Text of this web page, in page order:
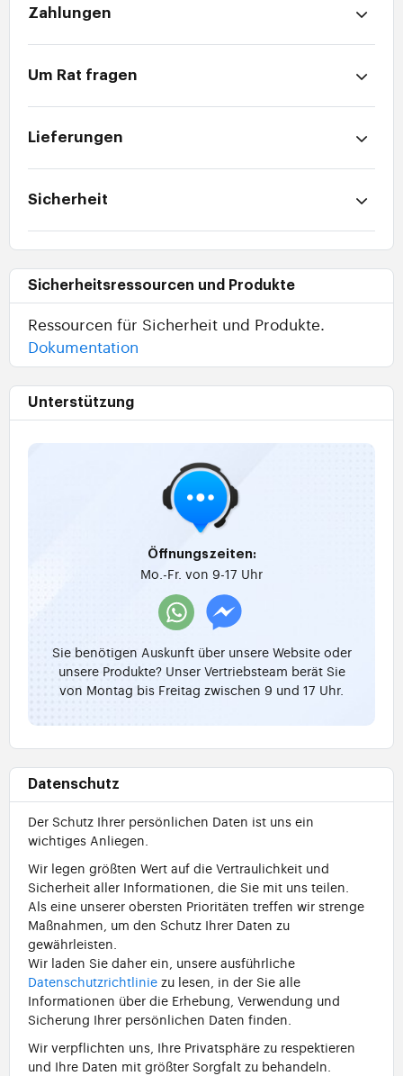
Zahlungen
Um Rat fragen
Lieferungen
Sicherheit
Sicherheitsressourcen und Produkte
Ressourcen für Sicherheit und Produkte.
Dokumentation
Unterstützung
Öffnungszeiten:
Mo.-Fr. von 9-17 Uhr
Sie benötigen Auskunft über unsere Website oder
unsere Produkte? Unser Vertriebsteam berät Sie
von Montag bis Freitag zwischen 9 und 17 Uhr.
Datenschutz
Der Schutz Ihrer persönlichen Daten ist uns ein
wichtiges Anliegen.
Wir legen größten Wert auf die Vertraulichkeit und
Sicherheit aller Informationen, die Sie mit uns teilen.
Als eine unserer obersten Prioritäten treffen wir strenge
Maßnahmen, um den Schutz Ihrer Daten zu
gewährleisten.
Wir laden Sie daher ein, unsere ausführliche
Datenschutzrichtlinie zu lesen, in der Sie alle
Informationen über die Erhebung, Verwendung und
Sicherung Ihrer persönlichen Daten finden.
Wir verpflichten uns, Ihre Privatsphäre zu respektieren
und Ihre Daten mit größter Sorgfalt zu behandeln.